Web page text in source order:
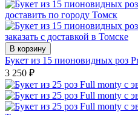
В корзину
Букет из 15 пионовидных роз
3 250 ₽